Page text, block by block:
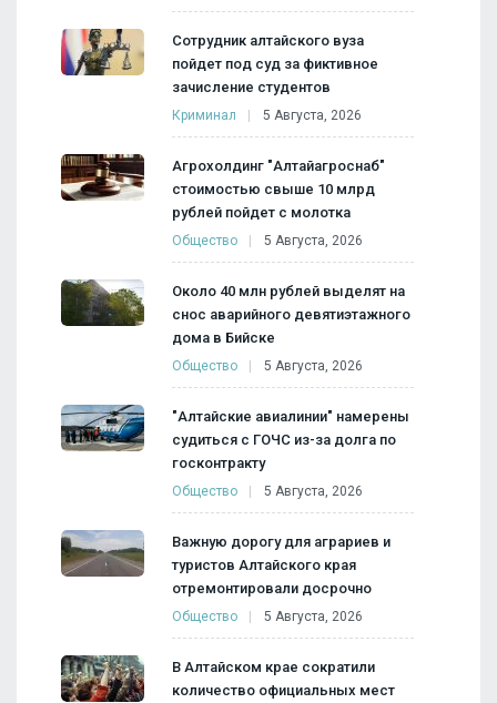
Сотрудник алтайского вуза
пойдет под суд за фиктивное
зачисление студентов
Криминал 5 Августа, 2026
Агрохолдинг "Алтайагроснаб"
стоимостью свыше 10 млрд
рублей пойдет с молотка
Общество 5 Августа, 2026
Около 40 млн рублей выделят на
снос аварийного девятиэтажного
дома в Бийске
Общество 5 Августа, 2026
"Алтайские авиалинии" намерены
судиться с ГОЧС из-за долга по
госконтракту
Общество 5 Августа, 2026
Важную дорогу для аграриев и
туристов Алтайского края
отремонтировали досрочно
Общество 5 Августа, 2026
В Алтайском крае сократили
количество официальных мест